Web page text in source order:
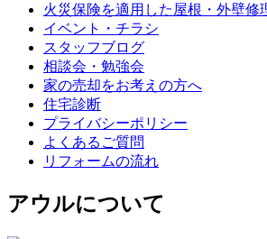
火災保険を適用した屋根・外壁修
イベント・チラシ
スタッフブログ
相談会・勉強会
家の売却をお考えの方へ
住宅診断
プライバシーポリシー
よくあるご質問
リフォームの流れ
アウルについて